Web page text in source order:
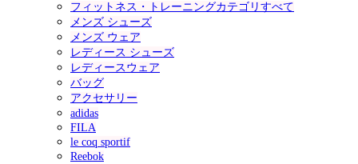
フィットネス・トレーニングカテゴリすべて
メンズ シューズ
メンズ ウェア
レディース シューズ
レディースウェア
バッグ
アクセサリー
adidas
FILA
le coq sportif
Reebok